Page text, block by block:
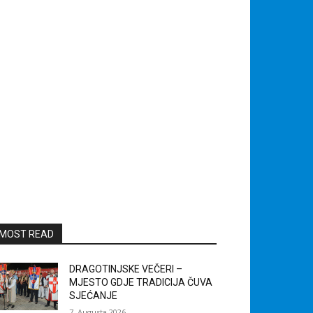
READ
DRAGOTINJSKE VEČERI –
MJESTO GDJE TRADICIJA ČUVA
SJEĆANJE